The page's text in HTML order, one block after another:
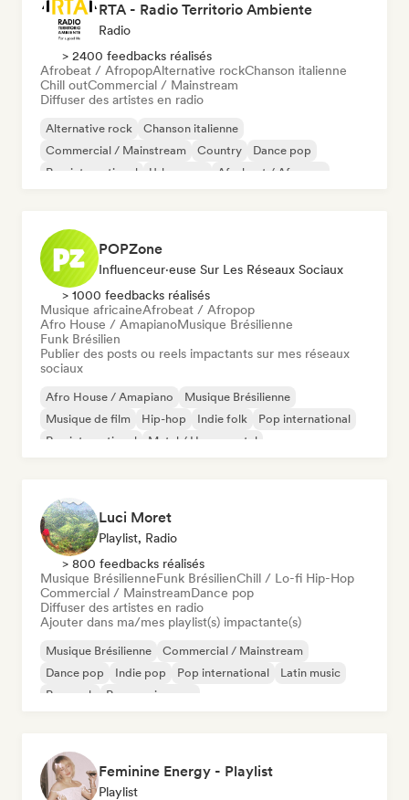
RTA - Radio Territorio Ambiente
Radio
> 2400 feedbacks réalisés
Afrobeat / AfropopAlternative rockChanson italienne
Chill outCommercial / Mainstream
Diffuser des artistes en radio
Alternative rock
Chanson italienne
Commercial / Mainstream
Country
Dance pop
Pop international
Urban pop Afrobeat / Afropop
POPZone
Influenceur·euse Sur Les Réseaux Sociaux
> 1000 feedbacks réalisés
Musique africaineAfrobeat / Afropop
Afro House / AmapianoMusique Brésilienne
Funk Brésilien
Publier des posts ou reels impactants sur mes réseaux
sociaux
Afro House / Amapiano
Musique Brésilienne
Musique de film
Hip-hop Indie folk
Pop international
Rap international
Metal / Heavy metal
Luci Moret
Playlist, Radio
> 800 feedbacks réalisés
Musique BrésilienneFunk BrésilienChill / Lo-fi Hip-Hop
Commercial / MainstreamDance pop
Diffuser des artistes en radio
Ajouter dans ma/mes playlist(s) impactante(s)
Musique Brésilienne
Commercial / Mainstream
Dance pop
Indie pop Pop international
Latin music
Pop rock
Progressive pop
Feminine Energy - Playlist
Playlist